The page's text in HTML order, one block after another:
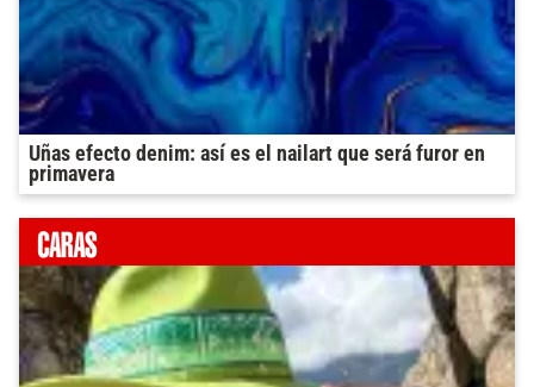
Uñas efecto denim: así es el nailart que será furor en
primavera